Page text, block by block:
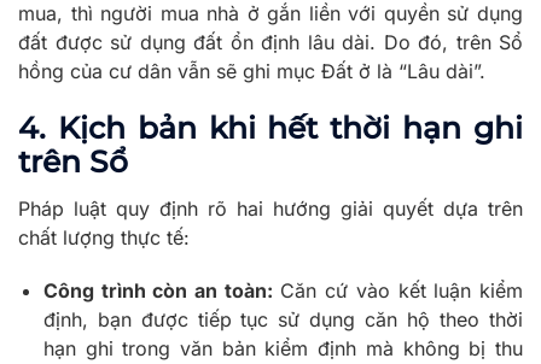
mua, thì người mua nhà ở gắn liền với quyền sử dụng
đất được sử dụng đất ổn định lâu dài. Do đó, trên Sổ
hồng của cư dân vẫn sẽ ghi mục Đất ở là “Lâu dài”.
4. Kịch bản khi hết thời hạn ghi
trên Sổ
Pháp luật quy định rõ hai hướng giải quyết dựa trên
chất lượng thực tế:
Công trình còn an toàn: Căn cứ vào kết luận kiểm
định, bạn được tiếp tục sử dụng căn hộ theo thời
hạn ghi trong văn bản kiểm định mà không bị thu